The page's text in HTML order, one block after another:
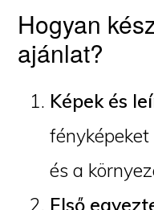
Hogyan
ajánlat?
Képek és
és a
Első